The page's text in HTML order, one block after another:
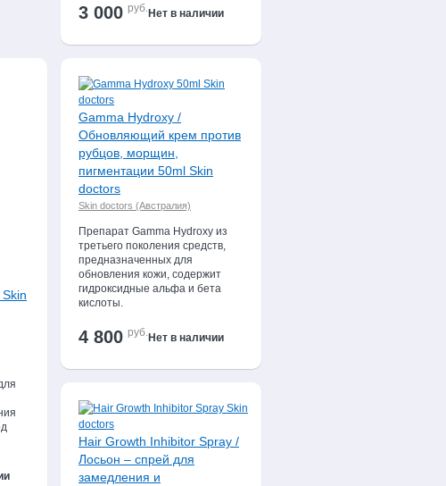
3 000 руб.Нет в наличии
Gamma Hydroxy /
Обновляющий крем против
рубцов, морщин,
пигментации 50ml Skin
doctors
Skin doctors (Австралия)
Препарат Gamma Hydroxy из
третьего поколения средств,
предназначенных для
обновления кожи, содержит
гидроксидные альфа и бета
кислоты.
4 800 руб.Нет в наличии
Hair Growth Inhibitor Spray /
Лосьон – спрей для
замедления и